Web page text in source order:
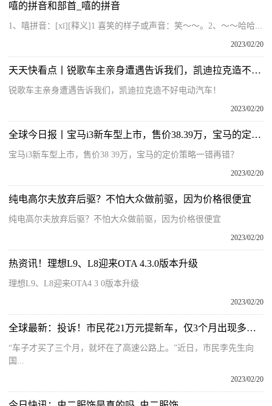
嘻的拼音和部首_嘻的拼音
1、嘻拼音：[xī][释义]1 喜笑的样子或声音：笑～～。2、～～哈哈...
2023/02/20
天天快看点丨锐歌车主亲身遭遇告诉我们，凯迪拉克造不好电动汽车！
锐歌车主亲身遭遇告诉我们，凯迪拉克造不好电动汽车！
2023/02/20
全球今日报丨宝马i3新车型上市，售价38.39万，宝马的定价策略一错再错？
宝马i3新车型上市，售价38 39万，宝马的定价策略一错再错？
2023/02/20
纯电高尔夫放弃后驱？不怕大众做前驱，因为价格很便宜
纯电高尔夫放弃后驱？不怕大众做前驱，因为价格很便宜
2023/02/20
热资讯！理想L9、L8迎来OTA 4.3.0版本升级
理想L9、L8迎来OTA4 3 0版本升级
2023/02/20
全球最新：投诉！市民花21万元提新车，仅3个月出现多次故障！海口一汽车店回应
“车子才买了三个月，就坏在了高速公路上。”近日，市民李先生向
国...
2023/02/20